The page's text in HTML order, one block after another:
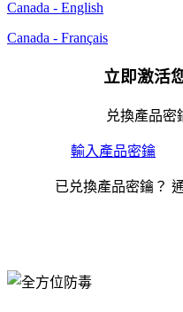
Canada - English
Canada - Français
立即激活
兑換產品密
輸入產品密鑰
已兑換產品密鑰？